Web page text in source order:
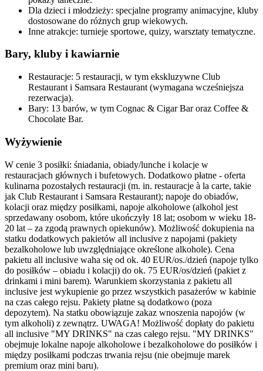
Dla dzieci i młodzieży: specjalne programy animacyjne, kluby
dostosowane do różnych grup wiekowych.​
Inne atrakcje: turnieje sportowe, quizy, warsztaty tematyczne.​
Bary, kluby i kawiarnie
Restauracje: 5 restauracji, w tym ekskluzywne Club
Restaurant i Samsara Restaurant (wymagana wcześniejsza
rezerwacja).​
Bary: 13 barów, w tym Cognac & Cigar Bar oraz Coffee &
Chocolate Bar.​
Wyżywienie
W cenie 3 posiłki: śniadania, obiady/lunche i kolacje w
restauracjach głównych i bufetowych. Dodatkowo płatne - oferta
kulinarna pozostałych restauracji (m. in. restauracje à la carte, takie
jak Club Restaurant i Samsara Restaurant); napoje do obiadów,
kolacji oraz między posiłkami, napoje alkoholowe (alkohol jest
sprzedawany osobom, które ukończyły 18 lat; osobom w wieku 18-
20 lat – za zgodą prawnych opiekunów). Możliwość dokupienia na
statku dodatkowych pakietów all inclusive z napojami (pakiety
bezalkoholowe lub uwzględniające określone alkohole). Cena
pakietu all inclusive waha się od ok. 40 EUR/os./dzień (napoje tylko
do posiłków – obiadu i kolacji) do ok. 75 EUR/os/dzień (pakiet z
drinkami i mini barem). Warunkiem skorzystania z pakietu all
inclusive jest wykupienie go przez wszystkich pasażerów w kabinie
na czas całego rejsu. Pakiety płatne są dodatkowo (poza
depozytem). Na statku obowiązuje zakaz wnoszenia napojów (w
tym alkoholi) z zewnątrz. UWAGA! Możliwość dopłaty do pakietu
all inclusive "MY DRINKS" na czas całego rejsu. "MY DRINKS"
obejmuje lokalne napoje alkoholowe i bezalkoholowe do posiłków i
między posiłkami podczas trwania rejsu (nie obejmuje marek
premium oraz mini baru).